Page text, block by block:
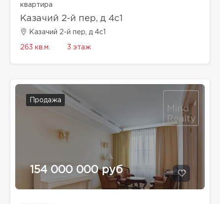
квартира
Казачий 2-й пер, д 4с1
Казачий 2-й пер, д 4с1
263 кв.м. 3 этаж
Продажа
154 000 000 руб